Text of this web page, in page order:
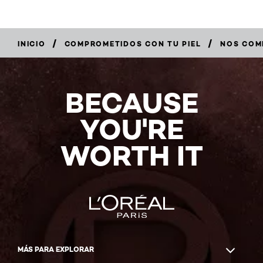
INICIO / COMPROMETIDOS CON TU PIEL / NOS
BECAUSE
YOU'RE
WORTH IT
MÁS PARA EXPLORAR